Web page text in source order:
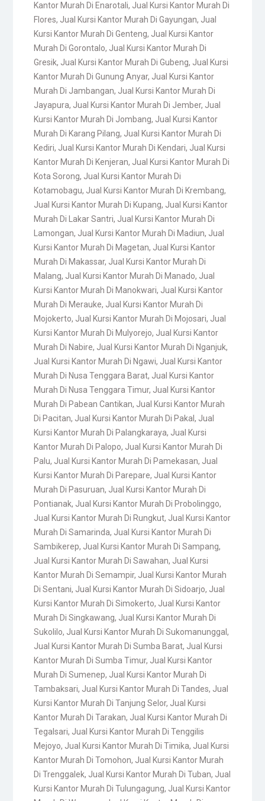
Kantor Murah Di Enarotali, Jual Kursi Kantor Murah Di
Flores, Jual Kursi Kantor Murah Di Gayungan, Jual
Kursi Kantor Murah Di Genteng, Jual Kursi Kantor
Murah Di Gorontalo, Jual Kursi Kantor Murah Di
Gresik, Jual Kursi Kantor Murah Di Gubeng, Jual Kursi
Kantor Murah Di Gunung Anyar, Jual Kursi Kantor
Murah Di Jambangan, Jual Kursi Kantor Murah Di
Jayapura, Jual Kursi Kantor Murah Di Jember, Jual
Kursi Kantor Murah Di Jombang, Jual Kursi Kantor
Murah Di Karang Pilang, Jual Kursi Kantor Murah Di
Kediri, Jual Kursi Kantor Murah Di Kendari, Jual Kursi
Kantor Murah Di Kenjeran, Jual Kursi Kantor Murah Di
Kota Sorong, Jual Kursi Kantor Murah Di
Kotamobagu, Jual Kursi Kantor Murah Di Krembang,
Jual Kursi Kantor Murah Di Kupang, Jual Kursi Kantor
Murah Di Lakar Santri, Jual Kursi Kantor Murah Di
Lamongan, Jual Kursi Kantor Murah Di Madiun, Jual
Kursi Kantor Murah Di Magetan, Jual Kursi Kantor
Murah Di Makassar, Jual Kursi Kantor Murah Di
Malang, Jual Kursi Kantor Murah Di Manado, Jual
Kursi Kantor Murah Di Manokwari, Jual Kursi Kantor
Murah Di Merauke, Jual Kursi Kantor Murah Di
Mojokerto, Jual Kursi Kantor Murah Di Mojosari, Jual
Kursi Kantor Murah Di Mulyorejo, Jual Kursi Kantor
Murah Di Nabire, Jual Kursi Kantor Murah Di Nganjuk,
Jual Kursi Kantor Murah Di Ngawi, Jual Kursi Kantor
Murah Di Nusa Tenggara Barat, Jual Kursi Kantor
Murah Di Nusa Tenggara Timur, Jual Kursi Kantor
Murah Di Pabean Cantikan, Jual Kursi Kantor Murah
Di Pacitan, Jual Kursi Kantor Murah Di Pakal , Jual
Kursi Kantor Murah Di Palangkaraya, Jual Kursi
Kantor Murah Di Palopo, Jual Kursi Kantor Murah Di
Palu, Jual Kursi Kantor Murah Di Pamekasan, Jual
Kursi Kantor Murah Di Parepare, Jual Kursi Kantor
Murah Di Pasuruan, Jual Kursi Kantor Murah Di
Pontianak, Jual Kursi Kantor Murah Di Probolinggo,
Jual Kursi Kantor Murah Di Rungkut, Jual Kursi Kantor
Murah Di Samarinda, Jual Kursi Kantor Murah Di
Sambikerep, Jual Kursi Kantor Murah Di Sampang,
Jual Kursi Kantor Murah Di Sawahan, Jual Kursi
Kantor Murah Di Semampir, Jual Kursi Kantor Murah
Di Sentani, Jual Kursi Kantor Murah Di Sidoarjo, Jual
Kursi Kantor Murah Di Simokerto, Jual Kursi Kantor
Murah Di Singkawang, Jual Kursi Kantor Murah Di
Sukolilo, Jual Kursi Kantor Murah Di Sukomanunggal ,
Jual Kursi Kantor Murah Di Sumba Barat, Jual Kursi
Kantor Murah Di Sumba Timur, Jual Kursi Kantor
Murah Di Sumenep, Jual Kursi Kantor Murah Di
Tambaksari, Jual Kursi Kantor Murah Di Tandes, Jual
Kursi Kantor Murah Di Tanjung Selor, Jual Kursi
Kantor Murah Di Tarakan, Jual Kursi Kantor Murah Di
Tegalsari, Jual Kursi Kantor Murah Di Tenggilis
Mejoyo, Jual Kursi Kantor Murah Di Timika, Jual Kursi
Kantor Murah Di Tomohon, Jual Kursi Kantor Murah
Di Trenggalek, Jual Kursi Kantor Murah Di Tuban, Jual
Kursi Kantor Murah Di Tulungagung, Jual Kursi Kantor